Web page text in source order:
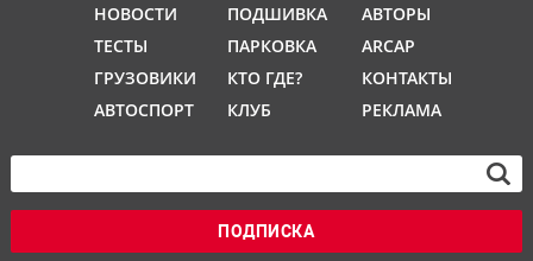
НОВОСТИ
ТЕСТЫ
ГРУЗОВИКИ
АВТОСПОРТ
ПОДШИВКА
ПАРКОВКА
КТО ГДЕ?
КЛУБ
АВТОРЫ
ARCAP
КОНТАКТЫ
РЕКЛАМА
ПОДПИСКА